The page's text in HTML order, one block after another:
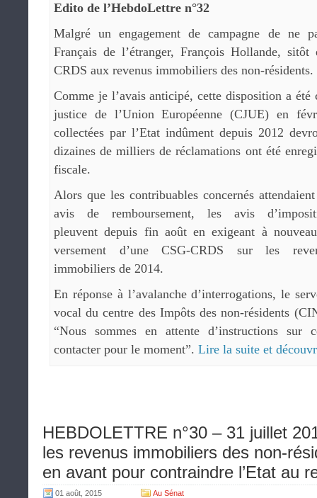
Edito de l’HebdoLettre n°32
Malgré un engagement de campagne de ne
Français de l’étranger, François Hollande,
CRDS aux revenus immobiliers des non-résidents.
Comme je l’avais anticipé, cette disposition a été
justice de l’Union Européenne (CJUE) en
collectées par l’Etat indûment depuis 2012
dizaines de milliers de réclamations ont été
fiscale.
Alors que les contribuables concernés
avis de remboursement, les avis
pleuvent depuis fin août en exigeant à
versement d’une CSG-CRDS sur les
immobiliers de 2014.
En réponse à l’avalanche d’interrogations, le
vocal du centre des Impôts des non-résidents
“Nous sommes en attente d’instructions
contacter pour le moment”. Lire la suite et
HEBDOLETTRE n°30 – 31 juillet
les revenus immobiliers des non-
en avant pour contraindre l’Etat au
01 août, 2015 Au Sénat